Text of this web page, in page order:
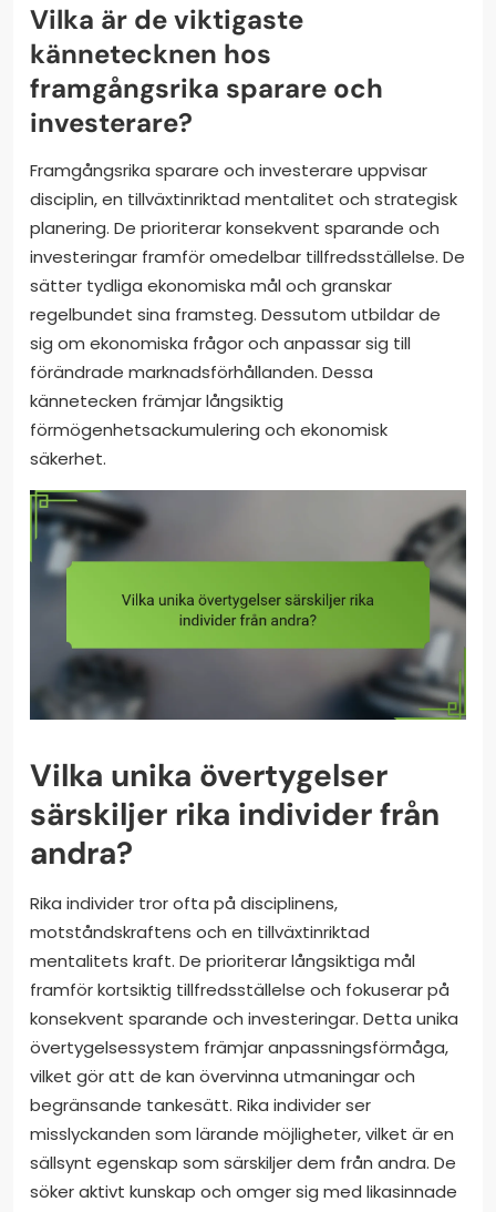
Vilka är de viktigaste
kännetecknen hos
framgångsrika sparare och
investerare?
Framgångsrika sparare och investerare uppvisar
disciplin, en tillväxtinriktad mentalitet och strategisk
planering. De prioriterar konsekvent sparande och
investeringar framför omedelbar tillfredsställelse. De
sätter tydliga ekonomiska mål och granskar
regelbundet sina framsteg. Dessutom utbildar de
sig om ekonomiska frågor och anpassar sig till
förändrade marknadsförhållanden. Dessa
kännetecken främjar långsiktig
förmögenhetsackumulering och ekonomisk
säkerhet.
Vilka unika övertygelser
särskiljer rika individer från
andra?
Rika individer tror ofta på disciplinens,
motståndskraftens och en tillväxtinriktad
mentalitets kraft. De prioriterar långsiktiga mål
framför kortsiktig tillfredsställelse och fokuserar på
konsekvent sparande och investeringar. Detta unika
övertygelsessystem främjar anpassningsförmåga,
vilket gör att de kan övervinna utmaningar och
begränsande tankesätt. Rika individer ser
misslyckanden som lärande möjligheter, vilket är en
sällsynt egenskap som särskiljer dem från andra. De
söker aktivt kunskap och omger sig med likasinnade